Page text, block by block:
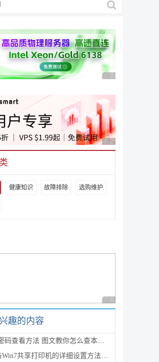
广告 商业广告，理性
选择
广告 商业广告，理性
健康知识 故障排除 选购维护
选择
选择
广告 商业广告，理性
趣的内容
查看方法 图文教你怎么查本机wifi密码
共享打印机的详细设置方法(图文教程)